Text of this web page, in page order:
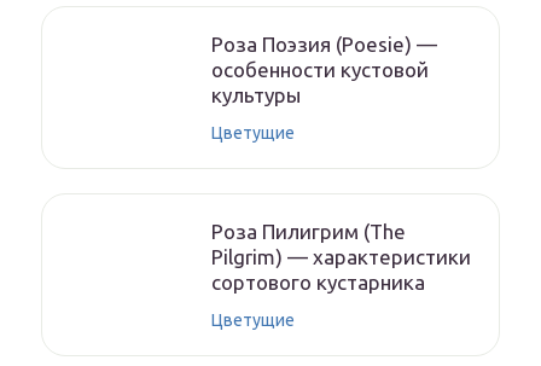
Роза Поэзия (Poesie) —
особенности кустовой
культуры
Цветущие
Роза Пилигрим (The
Pilgrim) — характеристики
сортового кустарника
Цветущие